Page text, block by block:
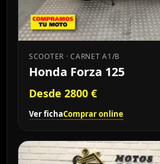
SCOOTER · CARNET A1/B
Honda Forza 125
Desde 2800 €
Ver fichaComprar online